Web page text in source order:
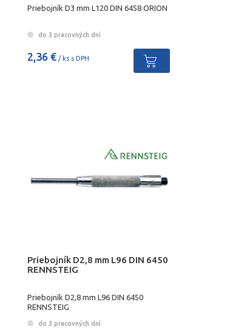
Priebojník D3 mm L120 DIN 6458 ORION
do 3 pracovných dní
2,36 €/ ks s DPH
Priebojník D2,8 mm L96 DIN 6450
RENNSTEIG
Priebojník D2,8 mm L96 DIN 6450
RENNSTEIG
do 3 pracovných dní